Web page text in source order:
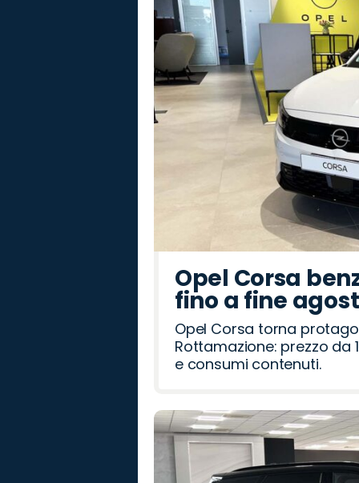
Rover
Romeo
Opel Corsa
fino a fine
Opel Corsa torna
Rottamazione: prezzo da
e consumi contenuti.